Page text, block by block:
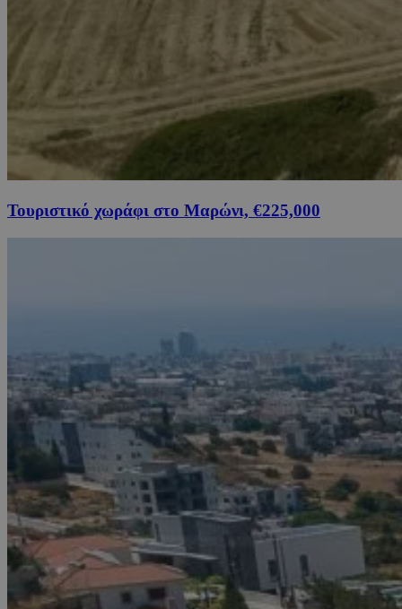
Τουριστικό χωράφι στο Μαρώνι, €225,000